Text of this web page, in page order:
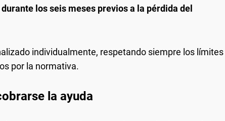
los seis meses previos a la pérdida del
individualmente, respetando siempre los límites
por la normativa.
la ayuda